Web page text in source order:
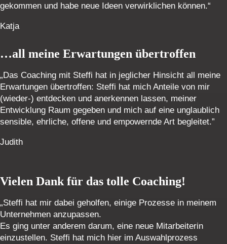
gekommen und habe neue Ideen verwirklichen können.“
Katja
…all meine Erwartungen übertroffen
„Das Coaching mit Steffi hat in jeglicher Hinsicht all meine
Erwartungen übertroffen: Steffi hat mich Anteile von mir
(wieder-) entdecken und anerkennen lassen, meiner
Entwicklung Raum gegeben und mich auf eine unglaublich
sensible, ehrliche, offene und empowernde Art begleitet.”
Judith
Vielen Dank für das tolle Coaching!
„Steffi hat mir dabei geholfen, einige Prozesse in meinem
Unternehmen anzupassen.
Es ging unter anderem darum, eine neue Mitarbeiterin
einzustellen. Steffi hat mich hier im Auswahlprozess